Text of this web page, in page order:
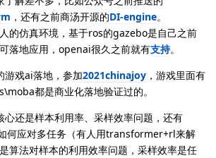
，还有之前商汤开源的DI-engine。
的仿真环境，基于ros的gazebo是自己之前
落地应用，openai很久之前就有支持。
游戏ai落地，参加2021chinajoy ，游戏里面有
都是商业化落地验证过的。
心还是样本利用率、采样效率问题，还有
何应对多任务（有人用transformer+rl来解
算法对样本的利用效率问题，采样效率是任